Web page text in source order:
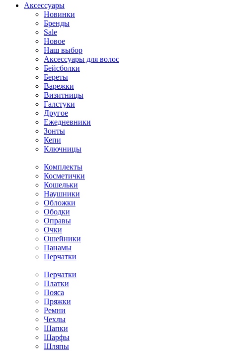
Аксессуары
Новинки
Бренды
Sale
Новое
Наш выбор
Аксессуары для волос
Бейсболки
Береты
Варежки
Визитницы
Галстуки
Другое
Ежедневники
Зонты
Кепи
Ключницы
Комплекты
Косметички
Кошельки
Наушники
Обложки
Ободки
Оправы
Очки
Ошейники
Панамы
Перчатки
Перчатки
Платки
Пояса
Пряжки
Ремни
Чехлы
Шапки
Шарфы
Шляпы